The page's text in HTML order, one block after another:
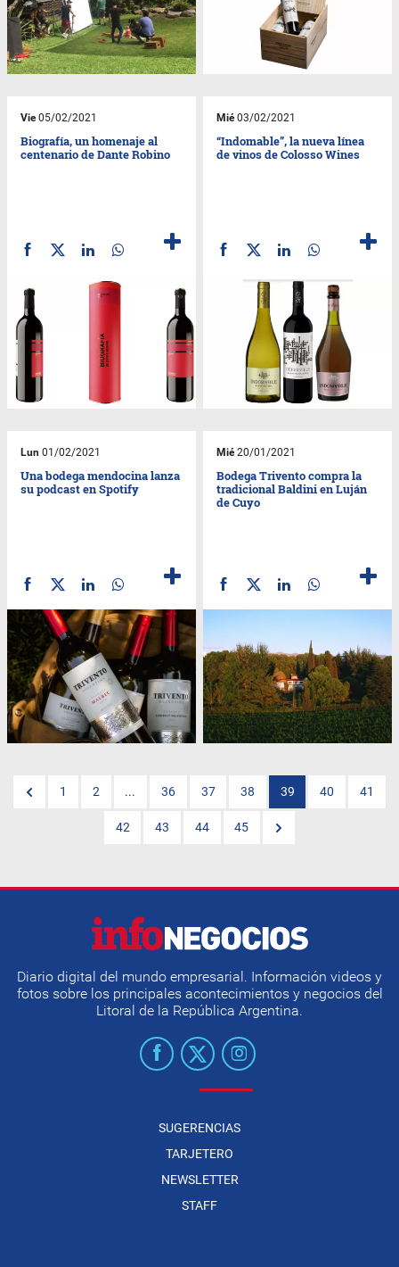
Vie05/02/2021
Biografía, un homenaje al
centenario de Dante Robino
Mié03/02/2021
“Indomable”, la nueva línea
de vinos de Colosso Wines
Lun 01/02/2021
Una bodega mendocina lanza
su podcast en Spotify
Mié20/01/2021
Bodega Trivento compra la
tradicional Baldini en Luján
de Cuyo
1 2 ... 36 37 38 39 40 41
42 43 44 45
Diario digital del mundo empresarial. Información videos y
fotos sobre los principales acontecimientos y negocios del
Litoral de la República Argentina.
SUGERENCIAS
TARJETERO
NEWSLETTER
STAFF